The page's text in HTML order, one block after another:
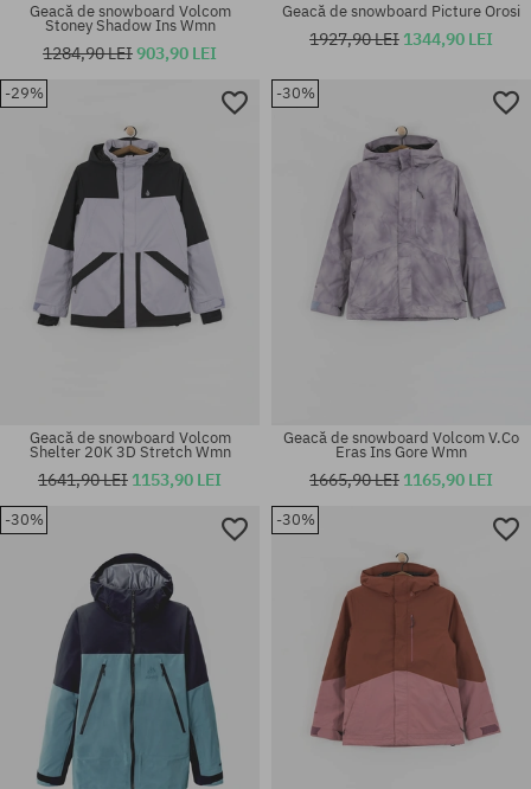
Mărimi existente:
Mărimi existente:
Mărimi existente:
Geacă de snowboard Volcom
Stoney Shadow Ins Wmn
1284,90 LEI903,90 LEI
Mărimi existente:
Geacă de snowboard Picture Orosi
1927,90 LEI 1344,90 LEI
-29%
Geacă de snowboard Volcom
Shelter 20K 3D Stretch Wmn
1641,90 LEI 1153,90 LEI
-30%
Geacă de snowboard Volcom V.Co
Eras Ins Gore Wmn
1665,90 LEI 1165,90 LEI
-30% -30%